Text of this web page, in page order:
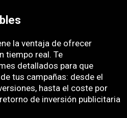
la ventaja de ofrecer
tiempo real. Te
detallados para que
tus campañas: desde el
hasta el coste por
de inversión publicitaria